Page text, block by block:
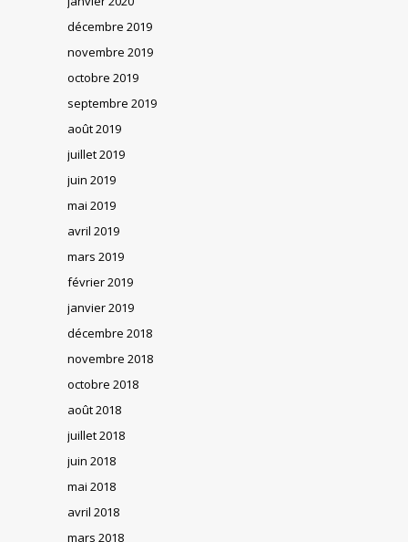
décembre 2019
novembre 2019
octobre 2019
septembre 2019
août 2019
juillet 2019
juin 2019
mai 2019
avril 2019
mars 2019
février 2019
janvier 2019
décembre 2018
novembre 2018
octobre 2018
août 2018
juillet 2018
juin 2018
mai 2018
avril 2018
mars 2018